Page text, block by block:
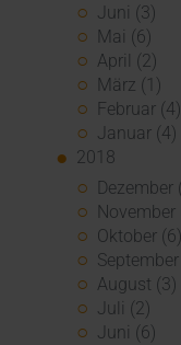
Juni (3)
Mai (6)
April (2)
März (1)
Februar (4)
Januar (4)
2018
Dezember
November
Oktober (6)
August (3)
Juli (2)
Juni (6)